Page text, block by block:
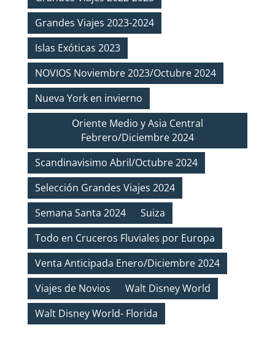
Grandes Viajes 2023-2024
Islas Exóticas 2023
NOVIOS Noviembre 2023/Octubre 2024
Nueva York en invierno
Oriente Medio y Asia Central
Febrero/Diciembre 2024
Scandinavisimo Abril/Octubre 2024
Selección Grandes Viajes 2024
Semana Santa 2024
Suiza
Todo en Cruceros Fluviales por Europa
Venta Anticipada Enero/Diciembre 2024
Viajes de Novios
Walt Disney World
Walt Disney World- Florida